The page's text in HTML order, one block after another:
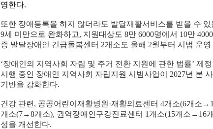
영한다.
또한 장애등록을 하지 않더라도 발달재활서비스를 받을 수
9세 미만으로 완화하고, 지원대상도 8만 6000명에서 10만 4000
증 발달장애인 긴급돌봄센터 2개소도 올해 2월부터 시범 운영
‘장애인의 지역사회 자립 및 주거 전환 지원에 관한 법률’ 제정
시행 중인 장애인 지역사회 자립지원 시범사업이 2027년 본
기반을 강화한다.
건강 관련 , 공공어린이재활병원 ·재활의료센터 4개소(6개소 →
개소(7→8개소), 권역장애인구강진료센터 1 개소(15개소 → 16
성을 개선한다.